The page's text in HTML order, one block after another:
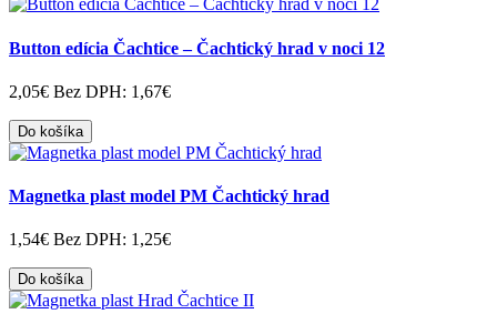
Button edícia Čachtice – Čachtický hrad v noci 12
2,05€ Bez DPH: 1,67€
Do košíka
Magnetka plast model PM Čachtický hrad
1,54€ Bez DPH: 1,25€
Do košíka